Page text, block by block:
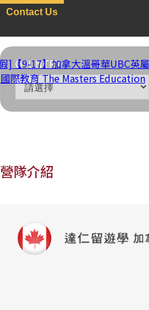
Contact Us
加拿大>
【2018】[暑假]【9-17
COUNTRY
營隊介紹